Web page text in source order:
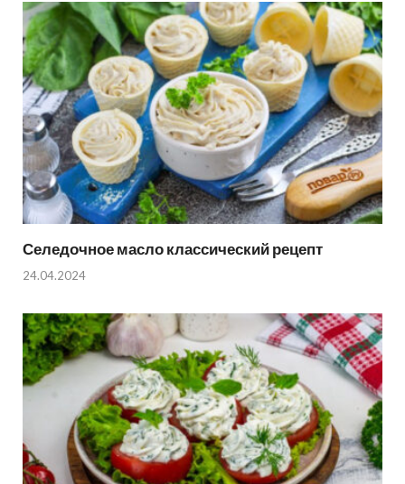
Селедочное масло классический рецепт
24.04.2024